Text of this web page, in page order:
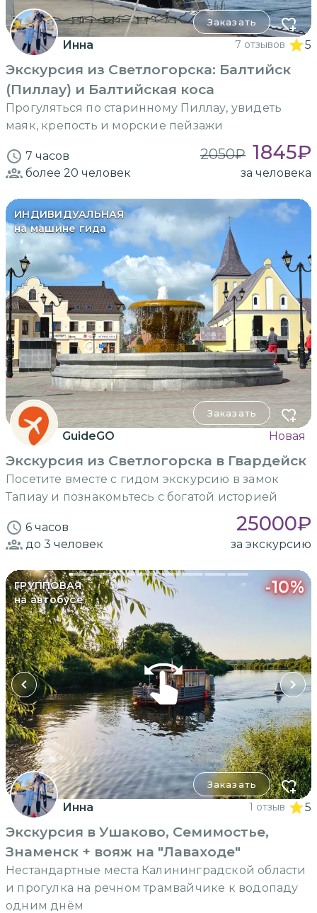
Заказать
Инна 7 отзывов 5
Экскурсия из Светлогорска: Балтийск
(Пиллау) и Балтийская коса
Прогуляться по старинному Пиллау, увидеть
маяк, крепость и морские пейзажи
7 часов 2050₽ 1845₽
более 20 человек за человека
ИНДИВИДУАЛЬНАЯ
на машине гида
Заказать
GuideGO Новая
Экскурсия из Светлогорска в Гвардейск
Посетите вместе с гидом экскурсию в замок
Тапиау и познакомьтесь с богатой историей
6 часов 25000₽
до 3 человек за экскурсию
ГРУППОВАЯ
на автобусе
-10%
Заказать
Инна 1 отзыв 5
Экскурсия в Ушаково, Семимостье,
Знаменск + вояж на "Лаваходе"
Нестандартные места Калининградской области
и прогулка на речном трамвайчике к водопаду
одним днём